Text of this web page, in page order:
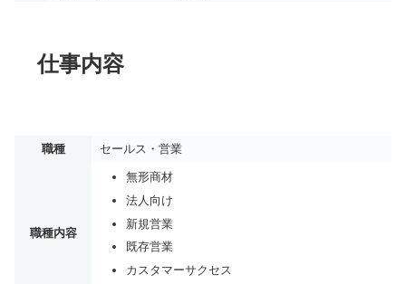
仕事内容
職種 セールス・営業
職種内容
無形商材
法人向け
新規営業
既存営業
カスタマーサクセス